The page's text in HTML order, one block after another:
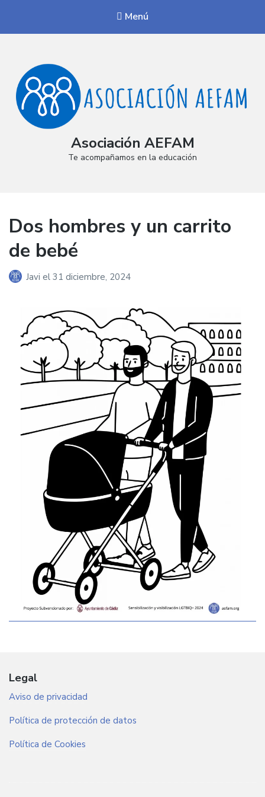
Menú
Asociación AEFAM
Te acompañamos en la educación
Dos hombres y un carrito
de bebé
Javi el 31 diciembre, 2024
Legal
Aviso de privacidad
Política de protección de datos
Política de Cookies